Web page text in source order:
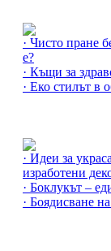
· Чисто пране
е?
· Къщи за
· Еко стилът в
· Идеи за
изработени
· Боклукът –
· Боядисване